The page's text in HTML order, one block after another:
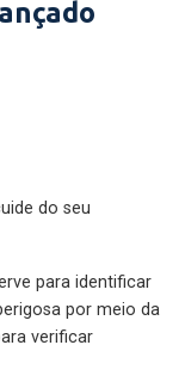
do seu
para identificar
por meio da
verificar